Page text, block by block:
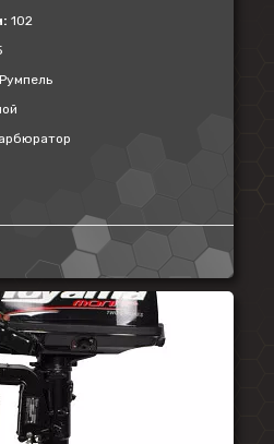
102
Румпель